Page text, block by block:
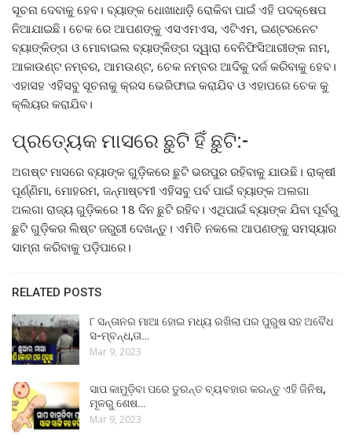
ସୂଚନା ଦେବାକୁ ହେବ। ବ୍ୟାଙ୍କ ଧୋଖାଧାଡ଼ି ରୋକିବା ପାଇଁ ଏହି ପଦକ୍ଷେପ
ନିଆଯାଇଛି। ଚେକ ରେ ଆପଣଙ୍କୁ ଏସଏମଏସ, ଏଟିଏମ, ଇଣ୍ଟରନେଟ
ବ୍ୟାଙ୍କିଙ୍ଗ ଓ ମୋବାଇଲ ବ୍ୟାଙ୍କିଙ୍ଗ ଦ୍ୱାରା ବେନିଫିସିଆରୀଙ୍କ ନାମ,
ଆକାଉଣ୍ଟ ନମ୍ବର, ଆମଉଣ୍ଟ, ଚେକ ନମ୍ବର ଆଦିକୁ ଦର୍ଜ କରିବାକୁ ହେବ।
ଏହାସହ ଏହିସବୁ ସୂଚନାକୁ କ୍ରସ ଭେରିଫାଇ କରାଯିବ ଓ ଏହାପରେ ଚେକ କୁ
କ୍ଲିୟର କରାଯିବ।
ପ୍ରତ୍ୟେକ ମାସରେ ଛୁଟି ହିଁ ଛୁଟି:-
ଅଗଷ୍ଟ ମାସରେ ବ୍ୟାଙ୍କ ଗୁଡ଼ିକରେ ଛୁଟି ଭରପୁର ରହିବାକୁ ଯାଉଛି। ରାକ୍ଷୀ
ପୂର୍ଣ୍ଣିମା, ମୋହରମ, ଜନ୍ମାଷ୍ଟମୀ ଏହିସବୁ ପର୍ବ ପାଇଁ ବ୍ୟାଙ୍କ ଅଲଗା
ଅଲଗା ରାଜ୍ୟ ଗୁଡ଼ିକରେ 18 ଦିନ ଛୁଟି ରହିବ। ଏଥିପାଇଁ ବ୍ୟାଙ୍କ ଯିବା ପୂର୍ବରୁ
ଛୁଟି ଗୁଡ଼ିକର ଲିଷ୍ଟ ଜରୁରୀ ଦେଖନ୍ତୁ। ଏମିତି ନକଲେ ଆପଣଙ୍କୁ ସମସ୍ୟାର
ସାମ୍ନା କରିବାକୁ ପଡ଼ିପାରେ।
RELATED POSTS
୮ ସନ୍ତାନର ମାଆ ହୋଇ ମଧ୍ୟ ରଖିଲା ପର ପୁରୁଷ ସହ ଅବୈଧ
ସ-ମ୍ବନ୍ଧ,ତା…
Mar 9, 2023
ସାପ କାମୁଡ଼ିବା ପରେ ତୁରନ୍ତ ବ୍ୟବହାର କରନ୍ତୁ ଏହି ଜିନିଷ,
ମୂଳରୁ ଶେଷ…
Mar 9, 2023